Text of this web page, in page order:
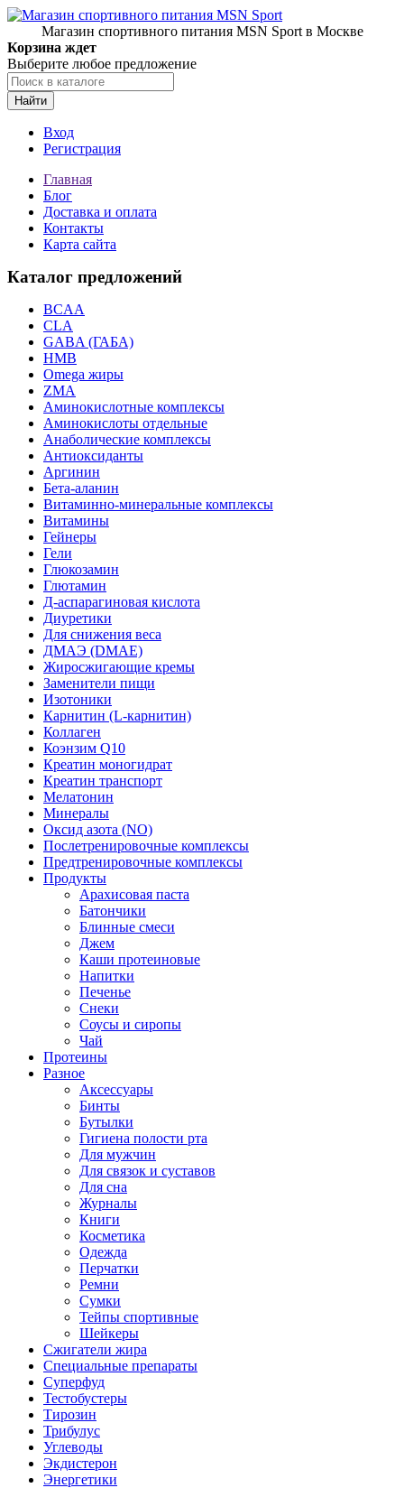
Магазин спортивного питания MSN Sport в Москве
Корзина ждет
Выберите любое предложение
Найти
Вход
Регистрация
Главная
Блог
Доставка и оплата
Контакты
Карта сайта
Каталог предложений
BCAA
CLA
GABA (ГАБА)
HMB
Omega жиры
ZMA
Аминокислотные комплексы
Аминокислоты отдельные
Анаболические комплексы
Антиоксиданты
Аргинин
Бета-аланин
Витаминно-минеральные комплексы
Витамины
Гейнеры
Гели
Глюкозамин
Глютамин
Д-аспарагиновая кислота
Диуретики
Для снижения веса
ДМАЭ (DMAE)
Жиросжигающие кремы
Заменители пищи
Изотоники
Карнитин (L-карнитин)
Коллаген
Коэнзим Q10
Креатин моногидрат
Креатин транспорт
Мелатонин
Минералы
Оксид азота (NO)
Послетренировочные комплексы
Предтренировочные комплексы
Продукты
Арахисовая паста
Батончики
Блинные смеси
Джем
Каши протеиновые
Напитки
Печенье
Снеки
Соусы и сиропы
Чай
Протеины
Разное
Аксессуары
Бинты
Бутылки
Гигиена полости рта
Для мужчин
Для связок и суставов
Для сна
Журналы
Книги
Косметика
Одежда
Перчатки
Ремни
Сумки
Тейпы спортивные
Шейкеры
Сжигатели жира
Специальные препараты
Суперфуд
Тестобустеры
Тирозин
Трибулус
Углеводы
Экдистерон
Энергетики